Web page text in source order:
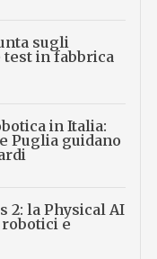
sugli
in fabbrica
in Italia:
Puglia guidano
2: la Physical AI
e